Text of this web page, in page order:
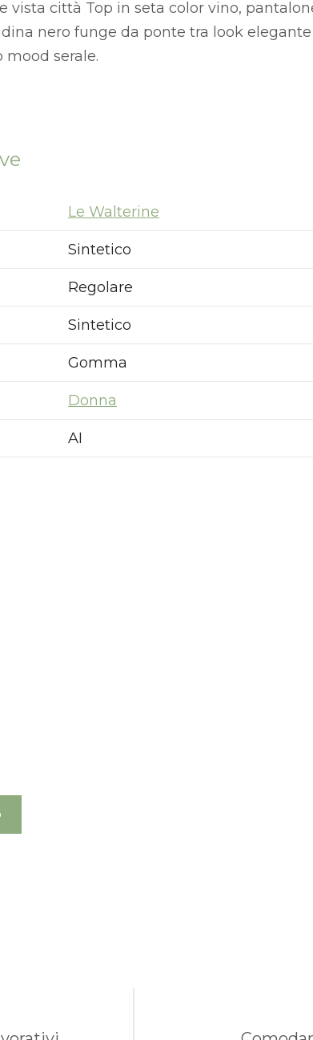
vista città Top in seta color vino,
nero funge da ponte tra look
serale.
Le Walterine
Sintetico
Regolare
Sintetico
Gomma
Donna
AI